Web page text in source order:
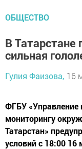
ОБЩЕСТВО
В Татарстане
сильная
Гулия Фаизова, 16
ФГБУ «Управление
мониторингу
Татарстан»
условий с 18:00 16